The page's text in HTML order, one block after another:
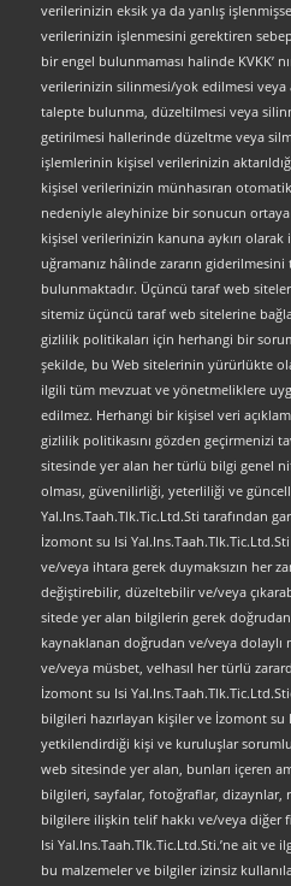
verilerinizin eksik ya da yanlış
verilerinizin işlenmesini gerektiren
bir engel bulunmaması halinde KVKK’
verilerinizin silinmesi/yok edilmesi
talepte bulunma, düzeltilmesi veya
getirilmesi hallerinde düzeltme veya
işlemlerinin kişisel verilerinizin
kişisel verilerinizin münhasıran
nedeniyle aleyhinize bir sonucun ortaya
kişisel verilerinizin kanuna aykırı olarak
uğramanız hâlinde zararın giderilmesini
bulunmaktadır. Üçüncü taraf web
sitemiz üçüncü taraf web sitelerine
gizlilik politikaları için herhangi bir
şekilde, bu Web sitelerinin yürürlükte
ilgili tüm mevzuat ve yönetmeliklere
edilmez. Herhangi bir kişisel veri
gizlilik politikasını gözden geçirmenizi
sitesinde yer alan her türlü bilgi genel
olması, güvenilirliği, yeterliliği ve
Yal.Ins.Taah.Tlk.Tic.Ltd.Sti tarafından
İzomont su Isi
ve/veya ihtara gerek duymaksızın her
değiştirebilir, düzeltebilir ve/veya
sitede yer alan bilgilerin gerek doğrudan
kaynaklanan doğrudan ve/veya dolaylı
ve/veya müsbet, velhasıl her türlü
İzomont su Isi
bilgileri hazırlayan kişiler ve İzomont su
yetkilendirdiği kişi ve kuruluşlar
web sitesinde yer alan, bunları içeren
bilgileri, sayfalar, fotoğraflar, dizaynlar,
bilgilere ilişkin telif hakkı ve/veya diğer
Isi Yal.Ins.Taah.Tlk.Tic.Ltd.Sti.’ne ait
bu malzemeler ve bilgiler izinsiz